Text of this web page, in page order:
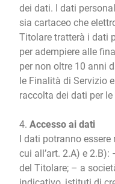
dei dati. I dati
sia cartaceo che
Titolare tratterà i dati
per adempiere alle
per non oltre 10 anni
le Finalità di Servizio
raccolta dei dati per
4. Accesso ai dati
I dati potranno
cui all’art. 2.A) e
del Titolare; – a